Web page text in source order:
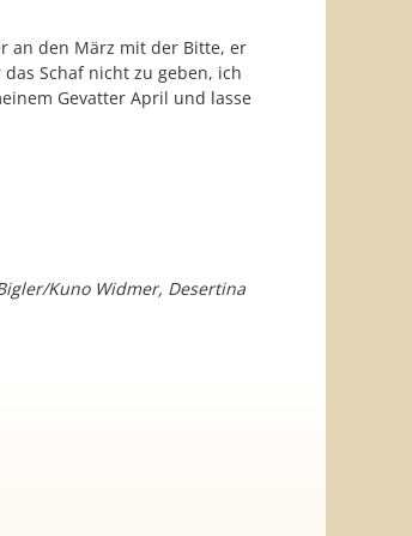
an den März mit der Bitte, er
Schaf nicht zu geben, ich
Gevatter April und lasse
Kuno Widmer, Desertina